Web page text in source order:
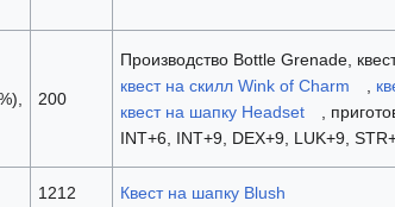
200
Производство Bottle Grenade,
квест на скилл Wink of Charm
,
квест на шапку Headset
,
INT+6, INT+9, DEX+9, LUK+9,
1212 Квест на шапку Blush